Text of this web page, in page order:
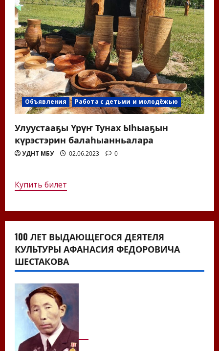
Объявления Работа с детьми и молодёжью
Улуустааҕы Үрүҥ Тунах Ыһыаҕын
күрэстэрин балаһыанньалара
УДНТ МБУ 02.06.2023 0
Купить билет
100 ЛЕТ ВЫДАЮЩЕГОСЯ ДЕЯТЕЛЯ
КУЛЬТУРЫ АФАНАСИЯ ФЕДОРОВИЧА
ШЕСТАКОВА